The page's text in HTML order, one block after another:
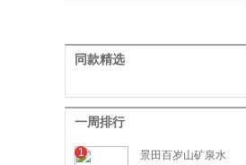
同款精选
一周排行
1
景田百岁山矿泉水